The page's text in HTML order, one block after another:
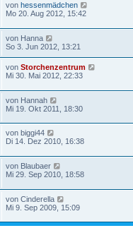
von hessenmädchen
Mo 20. Aug 2012, 15:42
von Hanna
So 3. Jun 2012, 13:21
von Storchenzentrum
Mi 30. Mai 2012, 22:33
von Hannah
Mi 19. Okt 2011, 18:30
von biggi44
Di 14. Dez 2010, 16:38
von Blaubaer
Mi 29. Sep 2010, 18:58
von Cinderella
Mi 9. Sep 2009, 15:09